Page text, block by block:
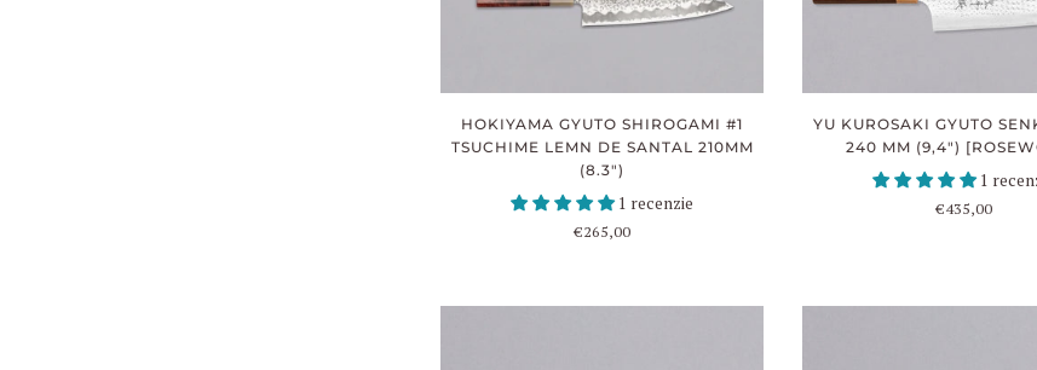
HOKIYAMA GYUTO SHIROGAMI #1
TSUCHIME LEMN DE SANTAL 210MM
(8.3")
1 recenzie
€265,00
YU KUROSAKI GYUTO
240 MM (9,4")
1
€435,00